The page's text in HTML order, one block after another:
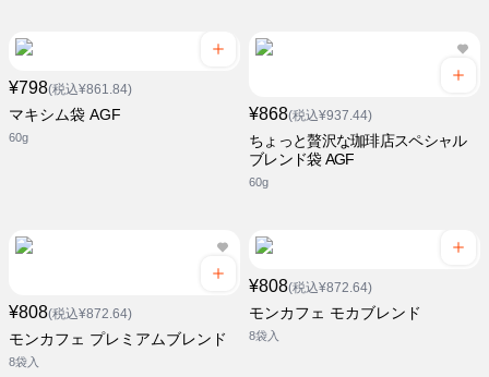
¥798(税込¥861.84)
マキシム袋 AGF
60g
¥868(税込¥937.44)
ちょっと贅沢な珈琲店スペシャル
ブレンド袋 AGF
60g
¥808(税込¥872.64)
モンカフェ プレミアムブレンド
8袋入
¥808(税込¥872.64)
モンカフェ モカブレンド
8袋入